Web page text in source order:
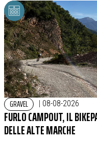
GRAVEL | 08-08-2026
FURLO CAMPOUT, IL
DELLE ALTE MARCHE